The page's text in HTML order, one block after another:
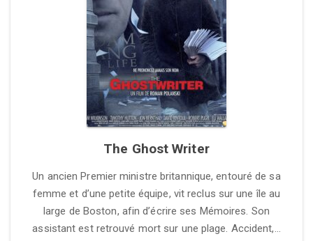
The Ghost Writer
Un ancien Premier ministre britannique, entouré de sa
femme et d’une petite équipe, vit reclus sur une île au
large de Boston, afin d’écrire ses Mémoires. Son
assistant est retrouvé mort sur une plage. Accident,…